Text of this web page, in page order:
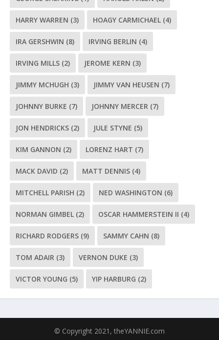
HARRY WARREN (3) HOAGY CARMICHAEL (4)
IRA GERSHWIN (8) IRVING BERLIN (4)
IRVING MILLS (2) JEROME KERN (3)
JIMMY MCHUGH (3) JIMMY VAN HEUSEN (7)
JOHNNY BURKE (7) JOHNNY MERCER (7)
JON HENDRICKS (2) JULE STYNE (5)
KIM GANNON (2) LORENZ HART (7)
MACK DAVID (2) MATT DENNIS (4)
MITCHELL PARISH (2) NED WASHINGTON (6)
NORMAN GIMBEL (2) OSCAR HAMMERSTEIN II (4)
RICHARD RODGERS (9) SAMMY CAHN (8)
TOM ADAIR (3) VERNON DUKE (3)
VICTOR YOUNG (5) YIP HARBURG (2)
© Copyright 2021, theYANNIE.com